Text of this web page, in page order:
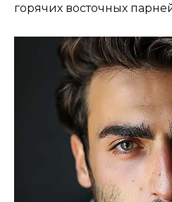
горячих восточных